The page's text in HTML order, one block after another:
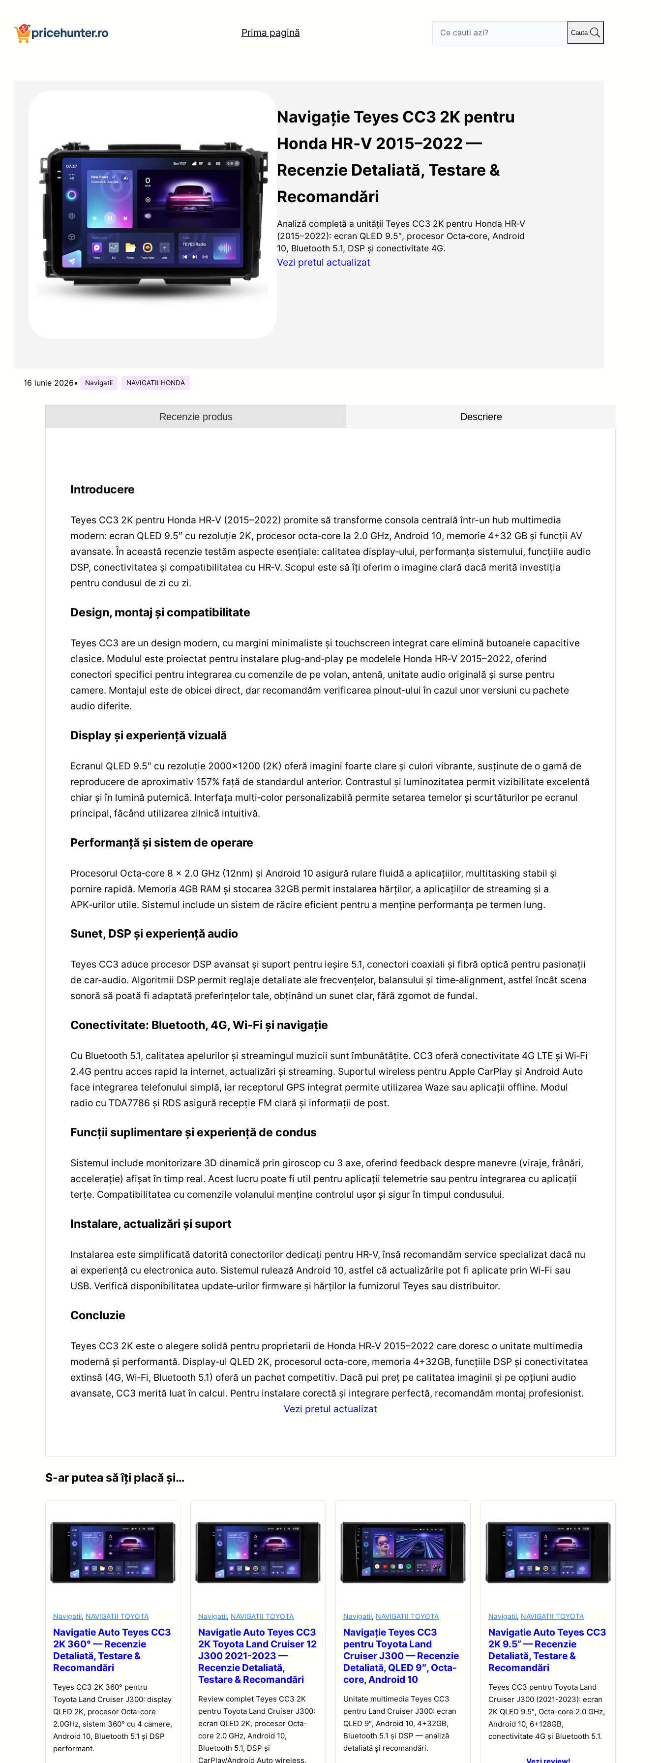
conținut
Prima pagină Cauta
Navigație Teyes CC3 2K pentru
Honda HR‑V 2015–2022 —
Recenzie Detaliată, Testare &
Recomandări
Analiză completă a unității Teyes CC3 2K pentru Honda HR‑V
(2015–2022): ecran QLED 9.5″, procesor Octa‑core, Android
10, Bluetooth 5.1, DSP și conectivitate 4G.
Vezi pretul actualizat
16 iunie 2026• Navigatii NAVIGATII HONDA
Recenzie produs Descriere
Introducere
Teyes CC3 2K pentru Honda HR‑V (2015–2022) promite să transforme consola centrală într-un hub multimedia
modern: ecran QLED 9.5″ cu rezoluție 2K, procesor octa‑core la 2.0 GHz, Android 10, memorie 4+32 GB și funcții AV
avansate. În această recenzie testăm aspecte esențiale: calitatea display‑ului, performanța sistemului, funcțiile audio
DSP, conectivitatea și compatibilitatea cu HR‑V. Scopul este să îți oferim o imagine clară dacă merită investiția
pentru condusul de zi cu zi.
Design, montaj și compatibilitate
Teyes CC3 are un design modern, cu margini minimaliste și touchscreen integrat care elimină butoanele capacitive
clasice. Modulul este proiectat pentru instalare plug‑and‑play pe modelele Honda HR‑V 2015–2022, oferind
conectori specifici pentru integrarea cu comenzile de pe volan, antenă, unitate audio originală și surse pentru
camere. Montajul este de obicei direct, dar recomandăm verificarea pinout‑ului în cazul unor versiuni cu pachete
audio diferite.
Display și experiență vizuală
Ecranul QLED 9.5″ cu rezoluție 2000×1200 (2K) oferă imagini foarte clare și culori vibrante, susținute de o gamă de
reproducere de aproximativ 157% față de standardul anterior. Contrastul și luminozitatea permit vizibilitate excelentă
chiar și în lumină puternică. Interfața multi‑color personalizabilă permite setarea temelor și scurtăturilor pe ecranul
principal, făcând utilizarea zilnică intuitivă.
Performanță și sistem de operare
Procesorul Octa‑core 8 x 2.0 GHz (12nm) și Android 10 asigură rulare fluidă a aplicațiilor, multitasking stabil și
pornire rapidă. Memoria 4GB RAM și stocarea 32GB permit instalarea hărților, a aplicațiilor de streaming și a
APK‑urilor utile. Sistemul include un sistem de răcire eficient pentru a menține performanța pe termen lung.
Sunet, DSP și experiență audio
Teyes CC3 aduce procesor DSP avansat și suport pentru ieșire 5.1, conectori coaxiali și fibră optică pentru pasionații
de car‑audio. Algoritmii DSP permit reglaje detaliate ale frecvențelor, balansului și time‑alignment, astfel încât scena
sonoră să poată fi adaptată preferințelor tale, obținând un sunet clar, fără zgomot de fundal.
Conectivitate: Bluetooth, 4G, Wi‑Fi și navigație
Cu Bluetooth 5.1, calitatea apelurilor și streamingul muzicii sunt îmbunătățite. CC3 oferă conectivitate 4G LTE și Wi‑Fi
2.4G pentru acces rapid la internet, actualizări și streaming. Suportul wireless pentru Apple CarPlay și Android Auto
face integrarea telefonului simplă, iar receptorul GPS integrat permite utilizarea Waze sau aplicații offline. Modul
radio cu TDA7786 și RDS asigură recepție FM clară și informații de post.
Funcții suplimentare și experiență de condus
Sistemul include monitorizare 3D dinamică prin giroscop cu 3 axe, oferind feedback despre manevre (viraje, frânări,
accelerație) afișat în timp real. Acest lucru poate fi util pentru aplicații telemetrie sau pentru integrarea cu aplicații
terțe. Compatibilitatea cu comenzile volanului menține controlul ușor și sigur în timpul condusului.
Instalare, actualizări și suport
Instalarea este simplificată datorită conectorilor dedicați pentru HR‑V, însă recomandăm service specializat dacă nu
ai experiență cu electronica auto. Sistemul rulează Android 10, astfel că actualizările pot fi aplicate prin Wi‑Fi sau
USB. Verifică disponibilitatea update‑urilor firmware și hărților la furnizorul Teyes sau distribuitor.
Concluzie
Teyes CC3 2K este o alegere solidă pentru proprietarii de Honda HR‑V 2015–2022 care doresc o unitate multimedia
modernă și performantă. Display‑ul QLED 2K, procesorul octa‑core, memoria 4+32GB, funcțiile DSP și conectivitatea
extinsă (4G, Wi‑Fi, Bluetooth 5.1) oferă un pachet competitiv. Dacă pui preț pe calitatea imaginii și pe opțiuni audio
avansate, CC3 merită luat în calcul. Pentru instalare corectă și integrare perfectă, recomandăm montaj profesionist.
Vezi pretul actualizat
S-ar putea să îți placă și…
Navigatii, NAVIGATII TOYOTA
Navigatie Auto Teyes CC3
2K 360° — Recenzie
Detaliată, Testare &
Recomandări
Teyes CC3 2K 360° pentru
Toyota Land Cruiser J300: display
QLED 2K, procesor Octa-core
2.0GHz, sistem 360° cu 4 camere,
Android 10, Bluetooth 5.1 și DSP
performant.
Navigatii, NAVIGATII TOYOTA
Navigatie Auto Teyes CC3
2K Toyota Land Cruiser 12
J300 2021-2023 —
Recenzie Detaliată,
Testare & Recomandări
Review complet Teyes CC3 2K
pentru Toyota Land Cruiser J300:
ecran QLED 2K, procesor Octa-
core 2.0 GHz, Android 10,
Bluetooth 5.1, DSP și
CarPlay/Android Auto wireless.
Navigatii, NAVIGATII TOYOTA
Navigație Teyes CC3
pentru Toyota Land
Cruiser J300 — Recenzie
Detaliată, QLED 9″, Octa-
core, Android 10
Unitate multimedia Teyes CC3
pentru Land Cruiser J300: ecran
QLED 9″, Android 10, 4+32GB,
Bluetooth 5.1 și DSP — analiză
detaliată și recomandări.
Navigatii, NAVIGATII TOYOTA
Navigatie Auto Teyes CC3
2K 9.5” — Recenzie
Detaliată, Testare &
Recomandări
Teyes CC3 pentru Toyota Land
Cruiser J300 (2021-2023): ecran
2K QLED 9.5″, Octa-core 2.0 GHz,
Android 10, 6+128GB,
conectivitate 4G și Bluetooth 5.1.